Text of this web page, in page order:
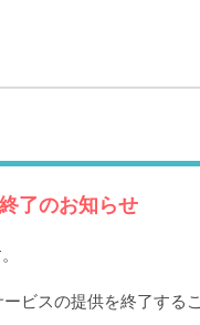
了のお知らせ
ビスの提供を終了するこ